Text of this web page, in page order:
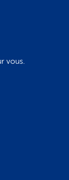
vous.